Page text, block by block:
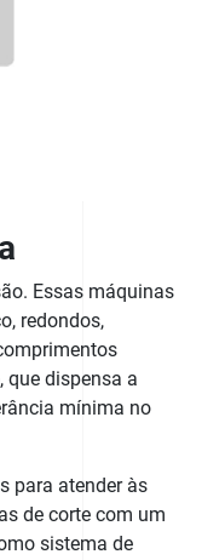
Essas máquinas
redondos,
que dispensa a
mínima no
para atender às
de corte com um
sistema de